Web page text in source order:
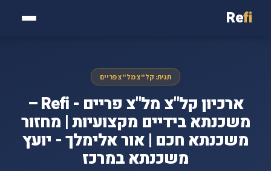
Refi
תגית: קל"צ מל"צ פריים
ארכיון קל"צ מל"צ פריים - Refi –
משכנתא בידיים מקצועיות | מחזור
משכנתא חכם | אור אלימלך - יועץ
משכנתא במרכז